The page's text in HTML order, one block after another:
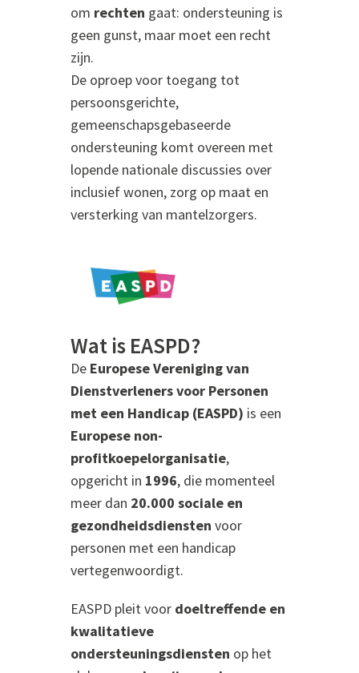
om rechten gaat: ondersteuning is
geen gunst, maar moet een recht
zijn.
De oproep voor toegang tot
persoonsgerichte,
gemeenschapsgebaseerde
ondersteuning komt overeen met
lopende nationale discussies over
inclusief wonen, zorg op maat en
versterking van mantelzorgers.
Wat is EASPD?
De Europese Vereniging van
Dienstverleners voor Personen
met een Handicap (EASPD) is een
Europese non-
profitkoepelorganisatie,
opgericht in 1996, die momenteel
meer dan 20.000 sociale en
gezondheidsdiensten voor
personen met een handicap
vertegenwoordigt.
EASPD pleit voor doeltreffende en
kwalitatieve
ondersteuningsdiensten op het